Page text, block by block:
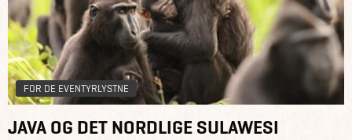
FOR DE EVENTYRLYSTNE
JAVA OG DET NORDLIGE SULAWESI